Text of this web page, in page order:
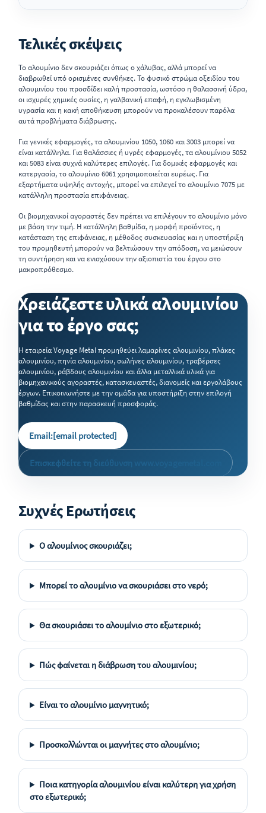
Τελικές σκέψεις
Το αλουμίνιο δεν σκουριάζει όπως ο χάλυβας, αλλά μπορεί να
διαβρωθεί υπό ορισμένες συνθήκες. Το φυσικό στρώμα οξειδίου του
αλουμινίου του προσδίδει καλή προστασία, ωστόσο η θαλασσινή ύδρα,
οι ισχυρές χημικές ουσίες, η γαλβανική επαφή, η εγκλωβισμένη
υγρασία και η κακή αποθήκευση μπορούν να προκαλέσουν παρόλα
αυτά προβλήματα διάβρωσης.
Για γενικές εφαρμογές, τα αλουμινίου 1050, 1060 και 3003 μπορεί να
είναι κατάλληλα. Για θαλάσσιες ή υγρές εφαρμογές, τα αλουμίνιου 5052
και 5083 είναι συχνά καλύτερες επιλογές. Για δομικές εφαρμογές και
κατεργασία, το αλουμίνιο 6061 χρησιμοποιείται ευρέως. Για
εξαρτήματα υψηλής αντοχής, μπορεί να επιλεγεί το αλουμίνιο 7075 με
κατάλληλη προστασία επιφάνειας.
Οι βιομηχανικοί αγοραστές δεν πρέπει να επιλέγουν το αλουμίνιο μόνο
με βάση την τιμή. Η κατάλληλη βαθμίδα, η μορφή προϊόντος, η
κατάσταση της επιφάνειας, η μέθοδος συσκευασίας και η υποστήριξη
του προμηθευτή μπορούν να βελτιώσουν την απόδοση, να μειώσουν
τη συντήρηση και να ενισχύσουν την αξιοπιστία του έργου στο
μακροπρόθεσμο.
Χρειάζεστε υλικά αλουμινίου
για το έργο σας;
Η εταιρεία Voyage Metal προμηθεύει λαμαρίνες αλουμινίου, πλάκες
αλουμινίου, πηνία αλουμινίου, σωλήνες αλουμινίου, τραβέρσες
αλουμινίου, ράβδους αλουμινίου και άλλα μεταλλικά υλικά για
βιομηχανικούς αγοραστές, κατασκευαστές, διανομείς και εργολάβους
έργων. Επικοινωνήστε με την ομάδα για υποστήριξη στην επιλογή
βαθμίδας και στην παρασκευή προσφοράς.
Email:[email protected]
Επισκεφθείτε τη διεύθυνση www.voyagemetal.com
Συχνές Ερωτήσεις
Ο αλουμίνιος σκουριάζει;
Μπορεί το αλουμίνιο να σκουριάσει στο νερό;
Θα σκουριάσει το αλουμίνιο στο εξωτερικό;
Πώς φαίνεται η διάβρωση του αλουμινίου;
Είναι το αλουμίνιο μαγνητικό;
Προσκολλώνται οι μαγνήτες στο αλουμίνιο;
Ποια κατηγορία αλουμινίου είναι καλύτερη για χρήση
στο εξωτερικό;